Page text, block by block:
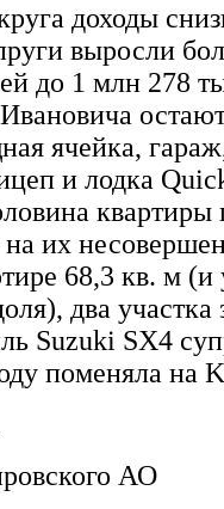
доходы
выросли
до 1 млн 278
ячейка,
и лодка
их
68,3 кв. м (и
два
Suzuki SX4
поменяла на
АО